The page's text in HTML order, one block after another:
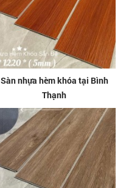
Sàn nhựa hèm khóa tại Bình
Thạnh